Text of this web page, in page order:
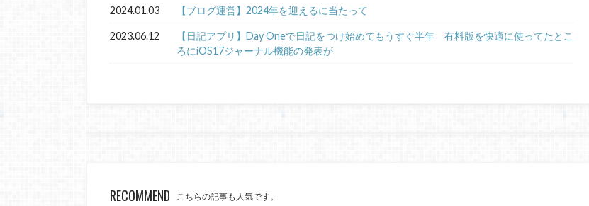
2024.01.03 【ブログ運営】2024年を迎えるに当たって
2023.06.12
【日記アプリ】Day Oneで日記をつけ始めてもうすぐ半年 有料版を快適に使ってたとこ
ろにiOS17ジャーナル機能の発表が
RECOMMEND こちらの記事も人気です。